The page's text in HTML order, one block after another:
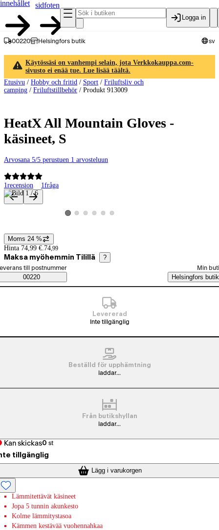
innehållet
sidfoten
Logga in
00220 Helsingfors butik sv
Käytössäsi on vanhempi selain, jota Verkkokauppa.com-
sivusto ei enää tue. Lue lisää täältä.
Etusivu / Hobby och fritid / Sport / Friluftsliv och
camping / Friluftstillbehör / Produkt 913009
HeatX All Mountain Gloves -
käsineet, S
Arvosana 5/5 perustuen 1 arvosteluun
1recension 1fråga
Produktbilder och videor
Visa produktbild 1
Visa produktbild 2
Visa produktbild 3
Visa produktbild 4
Visa produktbild 5
Visa produktbild 6
Prisinformation
Moms 24 %
Hinta 74,99 €. 74,99
Maksa myöhemmin Tilillä ?
Saatavuustiedot
beställningssätt
till postnummer
00220
Min
Helsingfors butik
Levererad
Inte tillgänglig
Beställd för upphämtning
laddar...
Från butikshyllan
laddar...
Kan skickas0 st
tillgänglig
Lägg i varukorgen
Lämmitettävät käsineet
Jopa 5 tunnin akunkesto
Kolme lämmitystasoa
Kämmen kestävää vuohennahkaa